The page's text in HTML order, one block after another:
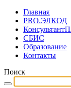
Главная
PRO.ЭЛКОД
СБИС
Образование
Контакты
Поиск